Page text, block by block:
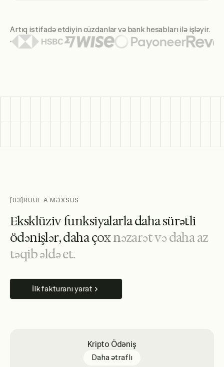
Artıq istifadə etdiyin cüzdanlar və bank hesabları ilə işləyir.
[03]RUUL-A MƏXSUS
Eksklüzivfunksiyalarladahasürətli
ödənişlər,dahaçoxnəzarətvədahaaz
təqibəldəet.
İlk fakturanı yarat
Kripto Ödəniş
Daha ətraflıabout crypto payouts